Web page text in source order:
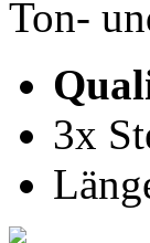
Ton-
3x